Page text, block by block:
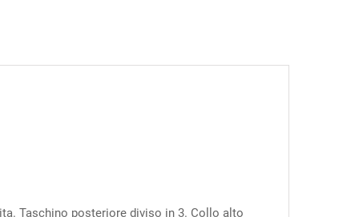
Taschino posteriore diviso in 3. Collo alto